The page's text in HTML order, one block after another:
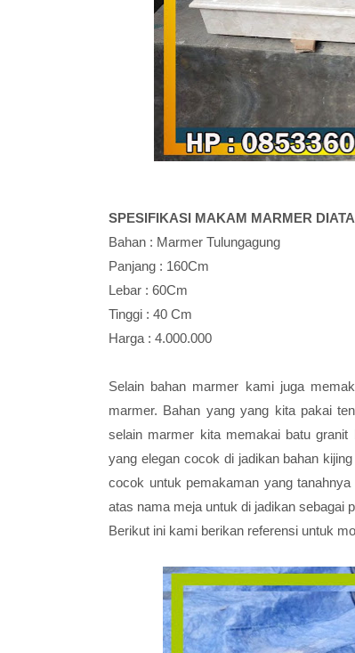
SPESIFIKASI MAKAM MARMER
Bahan : Marmer Tulungagung
Panjang : 160Cm
Lebar : 60Cm
Tinggi : 40 Cm
Harga : 4.000.000
Selain bahan marmer kami juga
marmer. Bahan yang yang kita pakai
selain marmer kita memakai batu granit
yang elegan cocok di jadikan bahan kijing
cocok untuk pemakaman yang
atas nama meja untuk di jadikan sebagai
Berikut ini kami berikan referensi untuk